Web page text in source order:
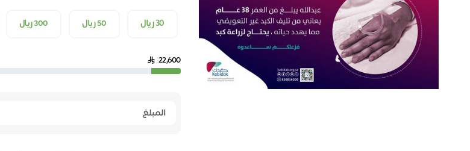
٣٠ ريال 50 ريال 300 ريال
22,600